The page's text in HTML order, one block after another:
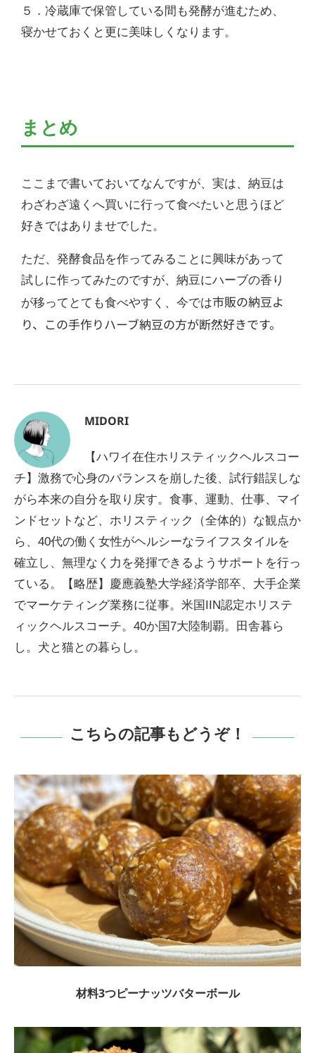
５．冷蔵庫で保管している間も発酵が進むため、
寝かせておくと更に美味しくなります。
まとめ
ここまで書いておいてなんですが、実は、納豆は
わざわざ遠くへ買いに行って食べたいと思うほど
好きではありませでした。
ただ、発酵食品を作ってみることに興味があって
試しに作ってみたのですが、納豆にハーブの香り
が移ってとても食べやすく、今では市販の納豆よ
り、この手作りハーブ納豆の方が断然好きです。
MIDORI
【ハワイ在住ホリスティックヘルスコー
チ】激務で心身のバランスを崩した後、試行錯誤しな
がら本来の自分を取り戻す。食事、運動、仕事、マイ
ンドセットなど、ホリスティック（全体的）な観点か
ら、40代の働く女性がヘルシーなライフスタイルを
確立し、無理なく力を発揮できるようサポートを行っ
ている。【略歴】慶應義塾大学経済学部卒、大手企業
でマーケティング業務に従事。米国IIN認定ホリステ
ィックヘルスコーチ。40か国7大陸制覇。田舎暮ら
し。犬と猫との暮らし。
こちらの記事もどうぞ！
材料3つピーナッツバターボール